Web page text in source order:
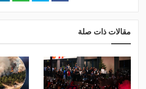
مقالات ذات صلة